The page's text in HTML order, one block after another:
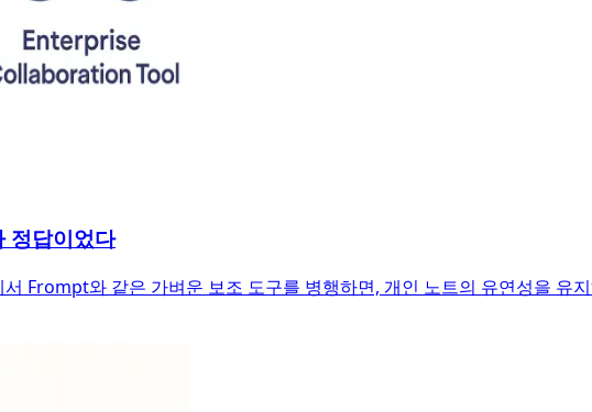
정답이었다
Frompt와 같은 가벼운 보조 도구를 병행하면, 개인 노트의 유연성을 유